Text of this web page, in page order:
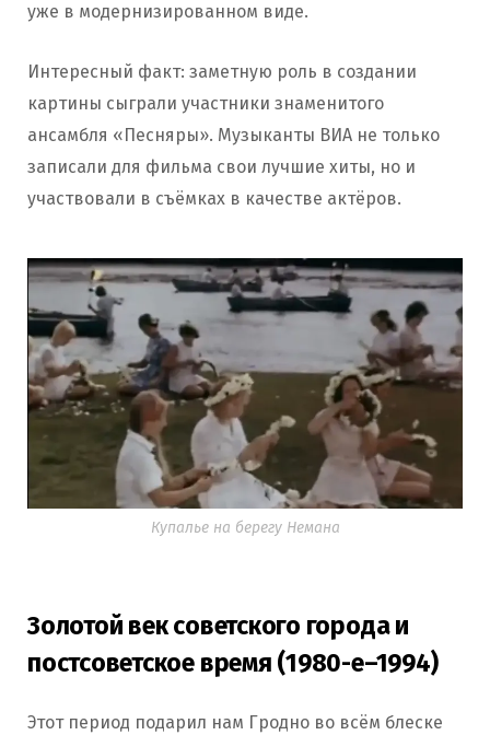
уже в модернизированном виде.
Интересный факт: заметную роль в создании
картины сыграли участники знаменитого
ансамбля «Песняры». Музыканты ВИА не только
записали для фильма свои лучшие хиты, но и
участвовали в съёмках в качестве актёров.
Купалье на берегу Немана
Золотой век советского города и
постсоветское время (1980-е–1994)
Этот период подарил нам Гродно во всём блеске